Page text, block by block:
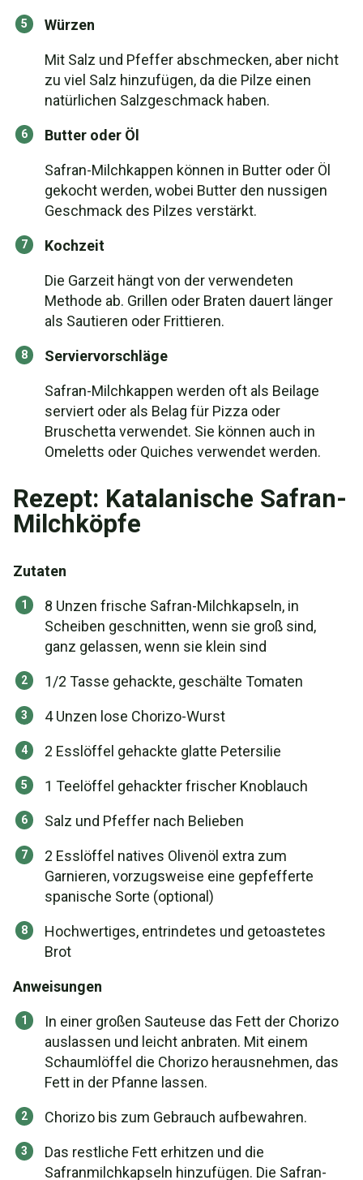
Würzen
Mit Salz und Pfeffer abschmecken, aber nicht
zu viel Salz hinzufügen, da die Pilze einen
natürlichen Salzgeschmack haben.
Butter oder Öl
Safran-Milchkappen können in Butter oder Öl
gekocht werden, wobei Butter den nussigen
Geschmack des Pilzes verstärkt.
Kochzeit
Die Garzeit hängt von der verwendeten
Methode ab. Grillen oder Braten dauert länger
als Sautieren oder Frittieren.
Serviervorschläge
Safran-Milchkappen werden oft als Beilage
serviert oder als Belag für Pizza oder
Bruschetta verwendet. Sie können auch in
Omeletts oder Quiches verwendet werden.
Rezept: Katalanische Safran-
Milchköpfe
Zutaten
8 Unzen frische Safran-Milchkapseln, in
Scheiben geschnitten, wenn sie groß sind,
ganz gelassen, wenn sie klein sind
1/2 Tasse gehackte, geschälte Tomaten
4 Unzen lose Chorizo-Wurst
2 Esslöffel gehackte glatte Petersilie
1 Teelöffel gehackter frischer Knoblauch
Salz und Pfeffer nach Belieben
2 Esslöffel natives Olivenöl extra zum
Garnieren, vorzugsweise eine gepfefferte
spanische Sorte (optional)
Hochwertiges, entrindetes und getoastetes
Brot
Anweisungen
In einer großen Sauteuse das Fett der Chorizo
auslassen und leicht anbraten. Mit einem
Schaumlöffel die Chorizo herausnehmen, das
Fett in der Pfanne lassen.
Chorizo bis zum Gebrauch aufbewahren.
Das restliche Fett erhitzen und die
Safranmilchkapseln hinzufügen. Die Safran-